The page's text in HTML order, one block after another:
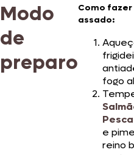
Modo
de
preparo
Como
assado:
fogo
e
reino